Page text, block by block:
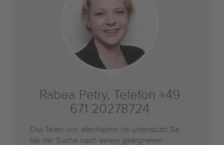
Rabea Petry, Telefon +49
671 20278724
Das Team von altenheime.de unterstützt Sie
bei der Suche nach einem geeigneten